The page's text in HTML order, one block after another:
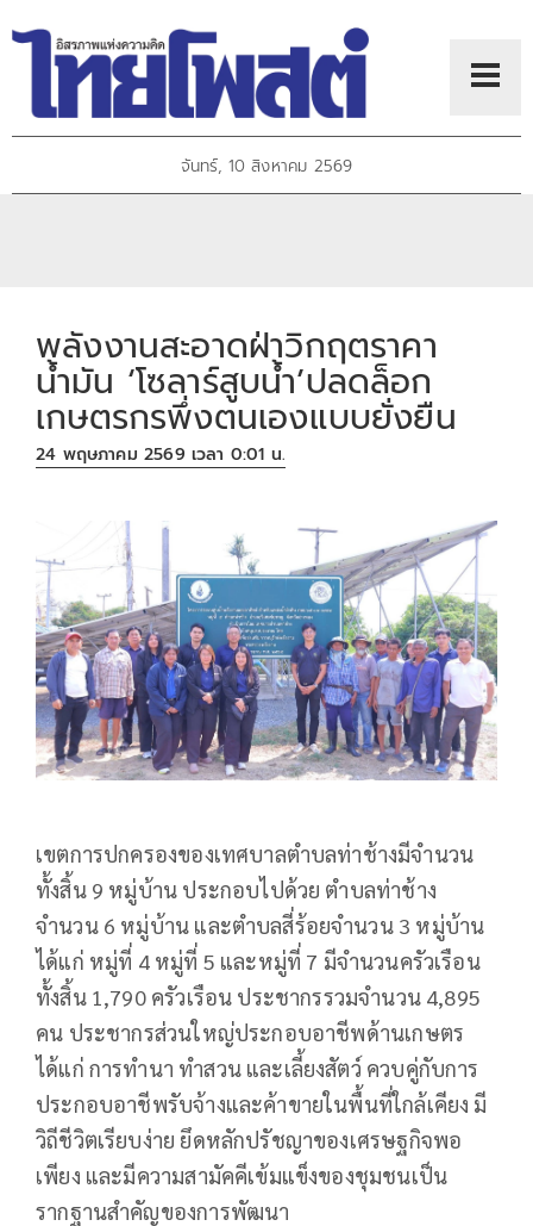
จันทร์, 10 สิงหาคม 2569
พลังงานสะอาดฝ่าวิกฤตราคา
น้ำมัน ‘โซลาร์สูบน้ำ’ปลดล็อก
เกษตรกรพึ่งตนเองแบบยั่งยืน
24 พฤษภาคม 2569 เวลา 0:01 น.
เขตการปกครองของเทศบาลตำบลท่าช้างมีจำนวน
ทั้งสิ้น 9 หมู่บ้าน ประกอบไปด้วย ตำบลท่าช้าง
จำนวน 6 หมู่บ้าน และตำบลสี่ร้อยจำนวน 3 หมู่บ้าน
ได้แก่ หมู่ที่ 4 หมู่ที่ 5 และหมู่ที่ 7 มีจำนวนครัวเรือน
ทั้งสิ้น 1,790 ครัวเรือน ประชากรรวมจำนวน 4,895
คน ประชากรส่วนใหญ่ประกอบอาชีพด้านเกษตร
ได้แก่ การทำนา ทำสวน และเลี้ยงสัตว์ ควบคู่กับการ
ประกอบอาชีพรับจ้างและค้าขายในพื้นที่ใกล้เคียง มี
วิถีชีวิตเรียบง่าย ยึดหลักปรัชญาของเศรษฐกิจพอ
เพียง และมีความสามัคคีเข้มแข็งของชุมชนเป็น
รากฐานสำคัญของการพัฒนา